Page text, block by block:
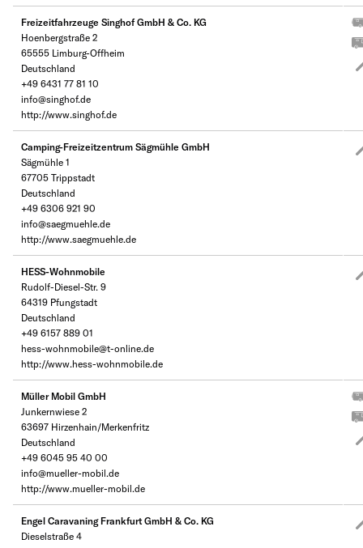
Freizeitfahrzeuge Singhof GmbH & Co. KG
Hoenbergstraße 2
65555 Limburg-Offheim
Deutschland
+49 6431 77 81 10
info@singhof.de
http://www.singhof.de
Camping-Freizeitzentrum Sägmühle GmbH
Sägmühle 1
67705 Trippstadt
Deutschland
+49 6306 921 90
info@saegmuehle.de
http://www.saegmuehle.de
HESS-Wohnmobile
Rudolf-Diesel-Str. 9
64319 Pfungstadt
Deutschland
+49 6157 889 01
hess-wohnmobile@t-online.de
http://www.hess-wohnmobile.de
Müller Mobil GmbH
Junkernwiese 2
63697 Hirzenhain/Merkenfritz
Deutschland
+49 6045 95 40 00
info@mueller-mobil.de
http://www.mueller-mobil.de
Engel Caravaning Frankfurt GmbH & Co. KG
Dieselstraße 4